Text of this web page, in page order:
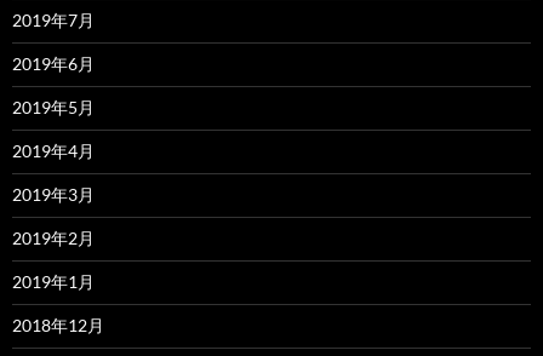
2019年7月
2019年6月
2019年5月
2019年4月
2019年3月
2019年2月
2019年1月
2018年12月